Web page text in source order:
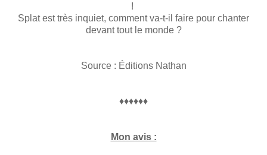
!
Splat est très inquiet, comment va-t-il faire pour chanter
devant tout le monde ?
Source : Éditions Nathan
♦♦♦♦♦♦
Mon avis :